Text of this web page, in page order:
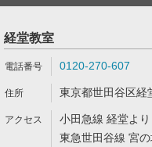
経堂教室
0120-270-607
東京都世田谷区経
小田急線 経堂よ
東急世田谷線 宮